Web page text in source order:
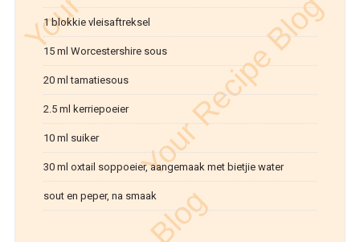
1 blokkie vleisaftreksel
15 ml Worcestershire sous
20 ml tamatiesous
2.5 ml kerriepoeier
10 ml suiker
30 ml oxtail soppoeier, aangemaak met bietjie water
sout en peper, na smaak